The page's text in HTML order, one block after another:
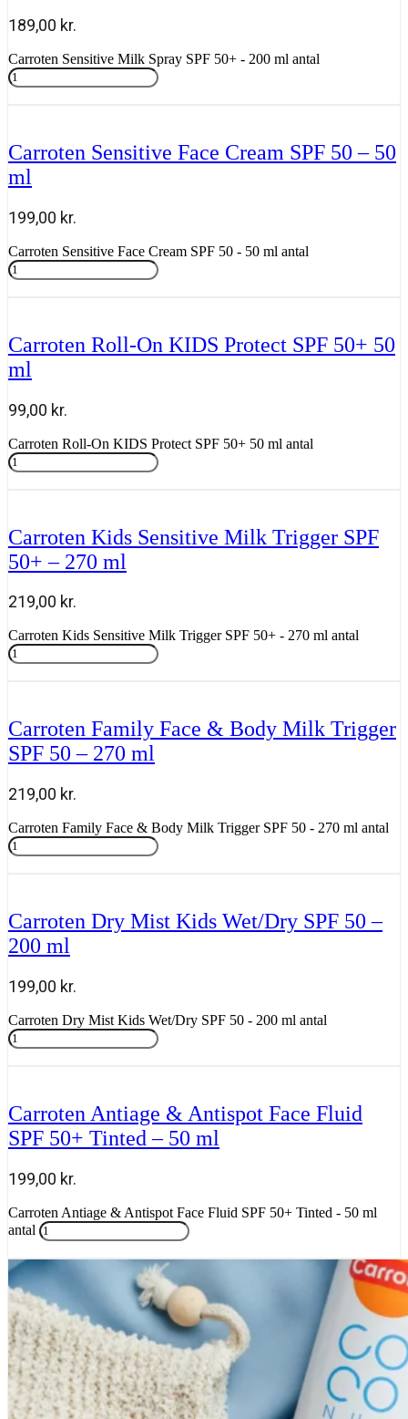
189,00 kr.
Carroten Sensitive Milk Spray SPF 50+ - 200 ml antal
Carroten Sensitive Face Cream SPF 50 – 50
ml
199,00 kr.
Carroten Sensitive Face Cream SPF 50 - 50 ml antal
Carroten Roll-On KIDS Protect SPF 50+ 50
ml
99,00 kr.
Carroten Roll-On KIDS Protect SPF 50+ 50 ml antal
Carroten Kids Sensitive Milk Trigger SPF
50+ – 270 ml
219,00 kr.
Carroten Kids Sensitive Milk Trigger SPF 50+ - 270 ml antal
Carroten Family Face & Body Milk Trigger
SPF 50 – 270 ml
219,00 kr.
Carroten Family Face & Body Milk Trigger SPF 50 - 270 ml antal
Carroten Dry Mist Kids Wet/Dry SPF 50 –
200 ml
199,00 kr.
Carroten Dry Mist Kids Wet/Dry SPF 50 - 200 ml antal
Carroten Antiage & Antispot Face Fluid
SPF 50+ Tinted – 50 ml
199,00 kr.
Carroten Antiage & Antispot Face Fluid SPF 50+ Tinted - 50 ml
antal